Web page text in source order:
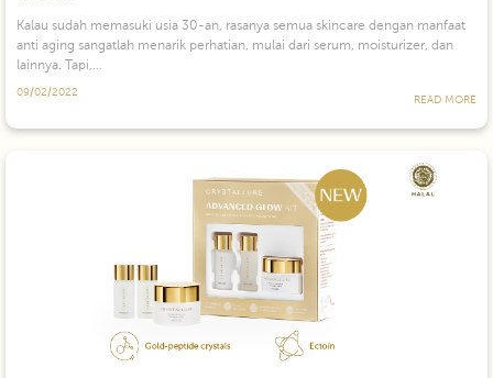
Kalau sudah memasuki usia 30-an, rasanya semua skincare dengan manfaat
anti aging sangatlah menarik perhatian, mulai dari serum, moisturizer, dan
lainnya. Tapi,…
09/02/2022
READ MORE